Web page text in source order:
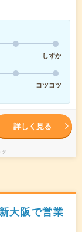
しずか
コツコツ
詳しく見る
大阪で営業